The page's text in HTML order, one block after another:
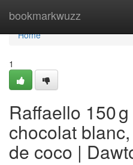
bookmarkwuzz
Home
Home
1
Raffaello 150
chocolat
de coco |